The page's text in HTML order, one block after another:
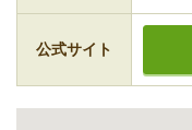
公式サイト